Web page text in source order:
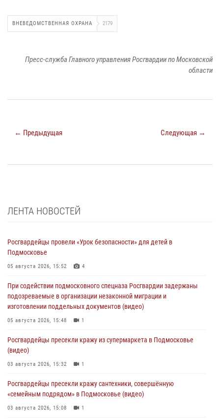
ВНЕВЕДОМСТВЕННАЯ ОХРАНА 2179
Пресс-служба Главного управления Росгвардии по Московской
области
← Предыдущая Следующая →
ЛЕНТА НОВОСТЕЙ
Росгвардейцы провели «Урок безопасности» для детей в
Подмосковье
05 августа 2026, 15:52 4
При содействии подмосковного спецназа Росгвардии задержаны
подозреваемые в организации незаконной миграции и
изготовлении поддельных документов (видео)
05 августа 2026, 15:48 1
Росгвардейцы пресекли кражу из супермаркета в Подмосковье
(видео)
03 августа 2026, 15:32 1
Росгвардейцы пресекли кражу сантехники, совершённую
«семейным подрядом» в Подмосковье (видео)
03 августа 2026, 15:08 1